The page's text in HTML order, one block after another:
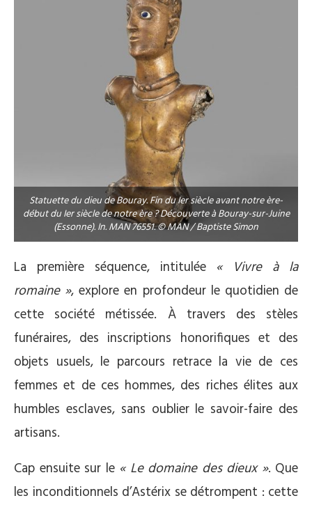
Statuette du dieu de Bouray. Fin du Ier siècle avant notre ère-
début du Ier siècle de notre ère ? Découverte à Bouray-sur-Juine
(Essonne). In. MAN 76551. © MAN / Baptiste Simon
La première séquence, intitulée « Vivre à la
romaine », explore en profondeur le quotidien de
cette société métissée. À travers des stèles
funéraires, des inscriptions honorifiques et des
objets usuels, le parcours retrace la vie de ces
femmes et de ces hommes, des riches élites aux
humbles esclaves, sans oublier le savoir-faire des
artisans.
Cap ensuite sur le « Le domaine des dieux ». Que
les inconditionnels d’Astérix se détrompent : cette